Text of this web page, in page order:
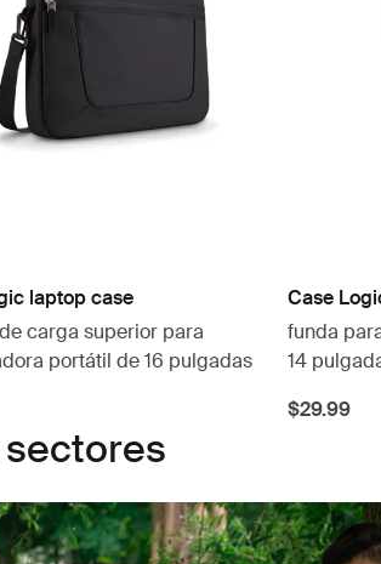
laptop case
carga superior para
portátil de 16 pulgadas
Case
funda
14
$29.99